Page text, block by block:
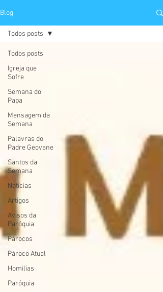
Blog
Todos posts
Igreja que
Sofre
Semana do
Papa
Mensagem da
Semana
Palavras do
Padre Geovane
Santos da
Semana
Notícias
Artigos
Avisos da
Paróquia
Párocos
Pároco Atual
Homilias
Paróquia
Todos posts